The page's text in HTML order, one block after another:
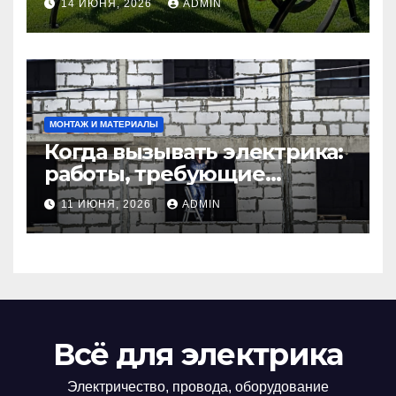
маленьких участков
14 ИЮНЯ, 2026 ADMIN
МОНТАЖ И МАТЕРИАЛЫ
Когда вызывать электрика:
работы, требующие
профессионала Электрик
круглосуточно
11 ИЮНЯ, 2026 ADMIN
Всё для электрика
Электричество, провода, оборудование